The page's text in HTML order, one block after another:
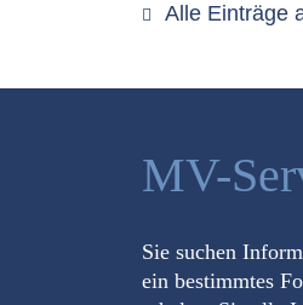
Alle Einträge
MV-
Sie suchen
ein bestimmtes